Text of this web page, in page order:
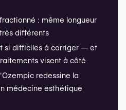
: même longueur
différents
si difficiles à corriger — et
visent à côté
redessine la
médecine esthétique